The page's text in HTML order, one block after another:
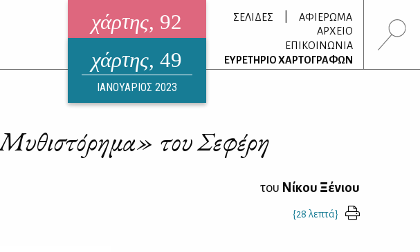
χάρτης, 92
ηλεκτρονικό περιοδικό
ΑΥΓΟΥΣΤΟΣ 2026
χάρτης, 49
ΙΑΝΟΥΑΡΙΟΣ 2023
ΣΕΛΙΔΕΣ
ΑΦΙΕΡΩΜΑ
ΑΡΧΕΙΟ
ΕΠΙΚΟΙΝΩΝΙΑ
ΕΥΡΕΤΗΡΙΟ ΧΑΡΤΟΓΡΑΦΩΝ
του Σεφέρη
του Νίκου Ξένιου
{28 λεπτά}